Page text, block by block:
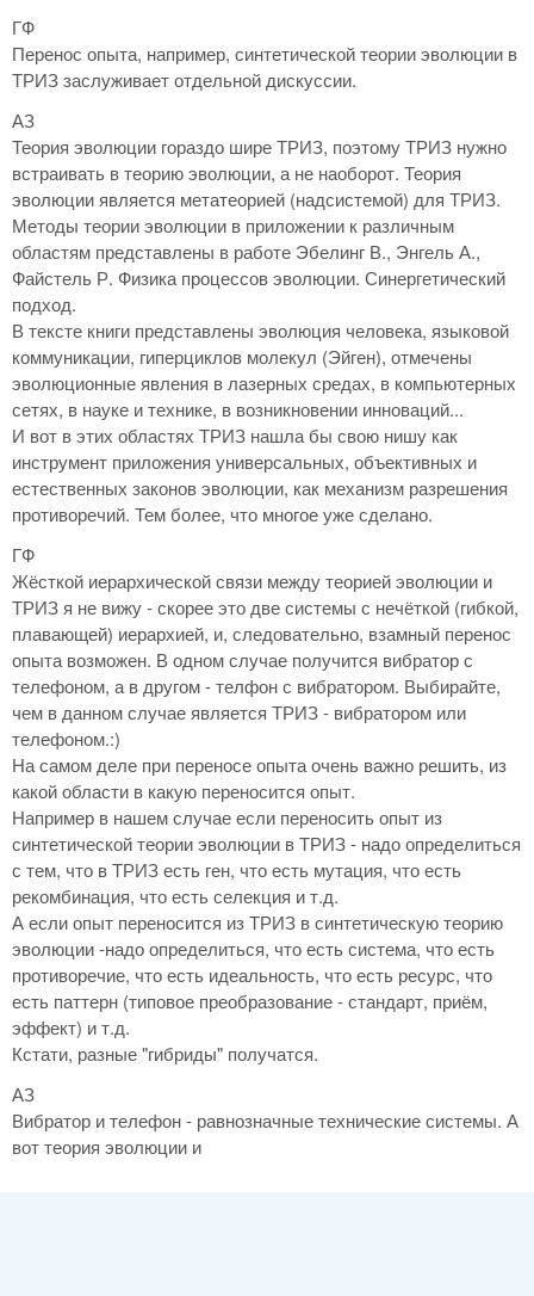
ГФ
Перенос опыта, например, синтетической теории эволюции в
ТРИЗ заслуживает отдельной дискуссии.
АЗ
Теория эволюции гораздо шире ТРИЗ, поэтому ТРИЗ нужно
встраивать в теорию эволюции, а не наоборот. Теория
эволюции является метатеорией (надсистемой) для ТРИЗ.
Методы теории эволюции в приложении к различным
областям представлены в работе Эбелинг В., Энгель А.,
Файстель Р. Физика процессов эволюции. Синергетический
подход.
В тексте книги представлены эволюция человека, языковой
коммуникации, гиперциклов молекул (Эйген), отмечены
эволюционные явления в лазерных средах, в компьютерных
сетях, в науке и технике, в возникновении инноваций...
И вот в этих областях ТРИЗ нашла бы свою нишу как
инструмент приложения универсальных, объективных и
естественных законов эволюции, как механизм разрешения
противоречий. Тем более, что многое уже сделано.
ГФ
Жёсткой иерархической связи между теорией эволюции и
ТРИЗ я не вижу - скорее это две системы с нечёткой (гибкой,
плавающей) иерархией, и, следовательно, взамный перенос
опыта возможен. В одном случае получится вибратор с
телефоном, а в другом - телфон с вибратором. Выбирайте,
чем в данном случае является ТРИЗ - вибратором или
телефоном.:)
На самом деле при переносе опыта очень важно решить, из
какой области в какую переносится опыт.
Например в нашем случае если переносить опыт из
синтетической теории эволюции в ТРИЗ - надо определиться
с тем, что в ТРИЗ есть ген, что есть мутация, что есть
рекомбинация, что есть селекция и т.д.
А если опыт переносится из ТРИЗ в синтетическую теорию
эволюции -надо определиться, что есть система, что есть
противоречие, что есть идеальность, что есть ресурс, что
есть паттерн (типовое преобразование - стандарт, приём,
эффект) и т.д.
Кстати, разные "гибриды" получатся.
АЗ
Вибратор и телефон - равнозначные технические системы. А
вот теория эволюции и